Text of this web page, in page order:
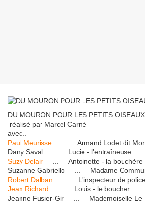
DU MOURON POUR LES PETITS OISEAUX
réalisé par Marcel Carné
avec..
Paul Meurisse
... Armand Lodet dit
Dany Saval ... Lucie - l'entraîneuse
Suzy Delair
... Antoinette - la bouchère
Suzanne Gabriello ... Madame
Robert Dalban
... L'inspecteur de police
Jean Richard
... Louis - le boucher
Jeanne Fusier-Gir ... Mademoiselle Le